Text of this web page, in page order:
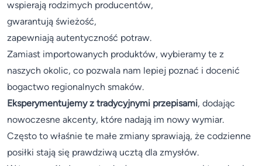
wspierają rodzimych producentów,
gwarantują świeżość,
zapewniają autentyczność potraw.
Zamiast importowanych produktów, wybieramy te z
naszych okolic, co pozwala nam lepiej poznać i docenić
bogactwo regionalnych smaków.
Eksperymentujemy z tradycyjnymi przepisami, dodając
nowoczesne akcenty, które nadają im nowy wymiar.
Często to właśnie te małe zmiany sprawiają, że codzienne
posiłki stają się prawdziwą ucztą dla zmysłów.